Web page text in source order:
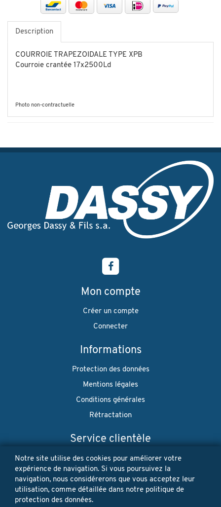
Description
COURROIE TRAPEZOIDALE TYPE XPB
Courroie crantée 17x2500Ld
Photo non-contractuelle
Mon compte
Créer un compte
Connecter
Informations
Protection des données
Mentions légales
Conditions générales
Rétractation
Service clientèle
Envoi
Newsletter
Notre site utilise des cookies pour améliorer votre
expérience de navigation. Si vous poursuivez la
navigation, nous considérerons que vous acceptez leur
utilisation, comme détaillée dans notre politique de
protection des données.